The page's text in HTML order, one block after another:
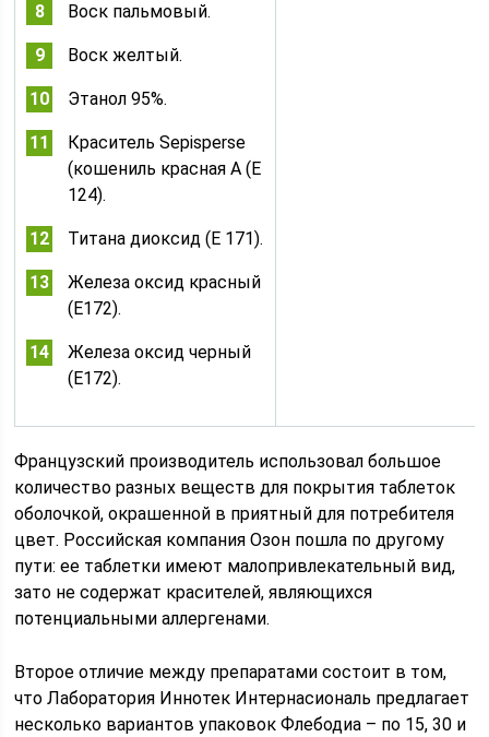
Воск пальмовый.
Воск желтый.
Этанол 95%.
Краситель Sepisperse
(кошениль красная А (Е
124).
Титана диоксид (Е 171).
Железа оксид красный
(Е172).
Железа оксид черный
(Е172).
Французский производитель использовал большое
количество разных веществ для покрытия таблеток
оболочкой, окрашенной в приятный для потребителя
цвет. Российская компания Озон пошла по другому
пути: ее таблетки имеют малопривлекательный вид,
зато не содержат красителей, являющихся
потенциальными аллергенами.
Второе отличие между препаратами состоит в том,
что Лаборатория Иннотек Интернасиональ предлагает
несколько вариантов упаковок Флебодиа – по 15, 30 и